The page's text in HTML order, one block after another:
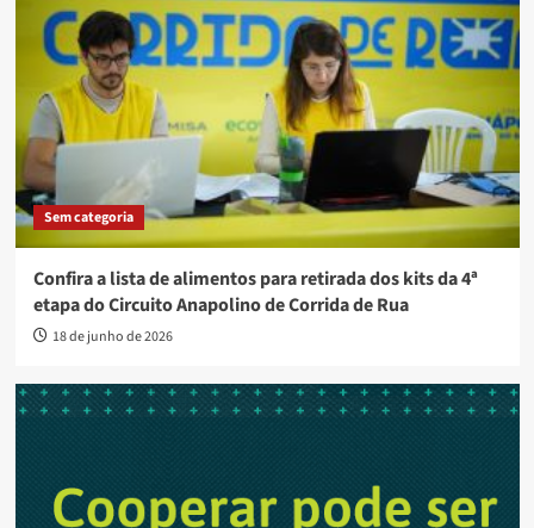
Sem categoria
Confira a lista de alimentos para retirada dos kits da 4ª
etapa do Circuito Anapolino de Corrida de Rua
18 de junho de 2026